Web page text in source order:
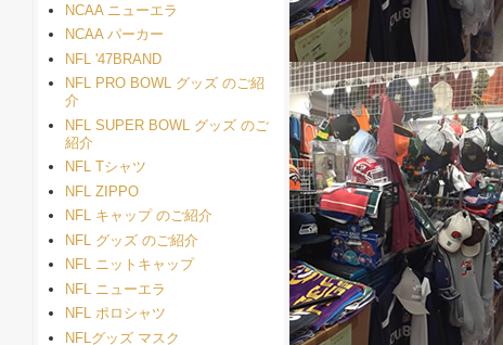
NCAA ニューエラ
NCAA パーカー
NFL '47BRAND
NFL PRO BOWL グッズ のご紹
介
NFL SUPER BOWL グッズ のご
紹介
NFL Tシャツ
NFL ZIPPO
NFL キャップ のご紹介
NFL グッズ のご紹介
NFL ニットキャップ
NFL ニューエラ
NFL ポロシャツ
NFLグッズ マスク